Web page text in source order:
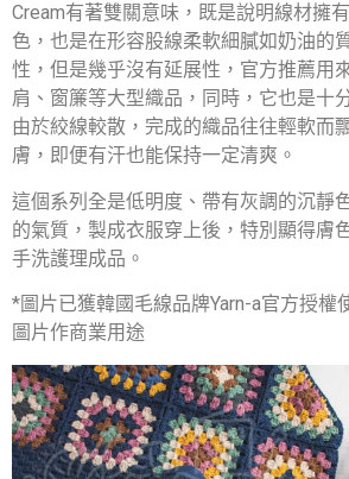
Cream有著雙關意味，既是說明線材擁
色，也是在形容股線柔軟細膩如奶油的
性，但是幾乎沒有延展性，官方推薦用
肩、窗簾等大型織品，同時，它也是十
由於絞線較散，完成的織品往往輕軟而
膚，即便有汗也能保持一定清爽。
這個系列全是低明度、帶有灰調的沉靜
的氣質，製成衣服穿上後，特別顯得膚
手洗護理成品。
*圖片已獲韓國毛線品牌Yarn-a官方授權
圖片作商業用途